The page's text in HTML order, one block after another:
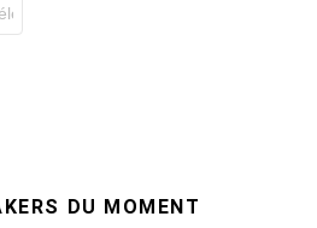
DU MOMENT